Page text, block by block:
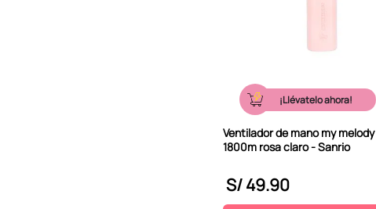
¡Llévatelo ahora!
Ventilador de mano my melody
1800m rosa claro - Sanrio
S/49.90